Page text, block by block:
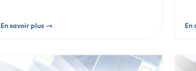
En savoir plus En